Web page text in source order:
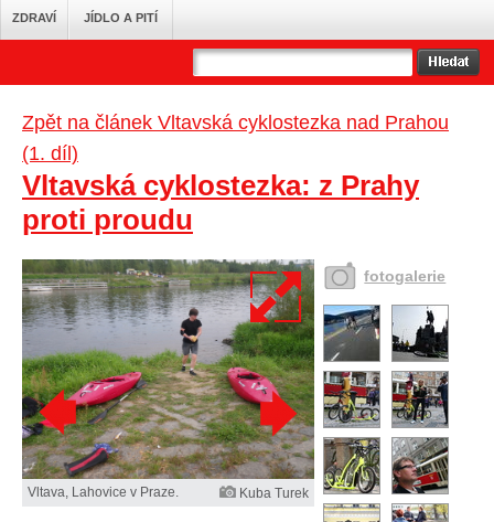
ZDRAVÍ JÍDLO A PITÍ
Zpět na článek Vltavská cyklostezka nad Prahou
(1. díl)
Vltavská cyklostezka: z Prahy
proti proudu
Vltava, Lahovice v Praze. Kuba Turek
fotogalerie